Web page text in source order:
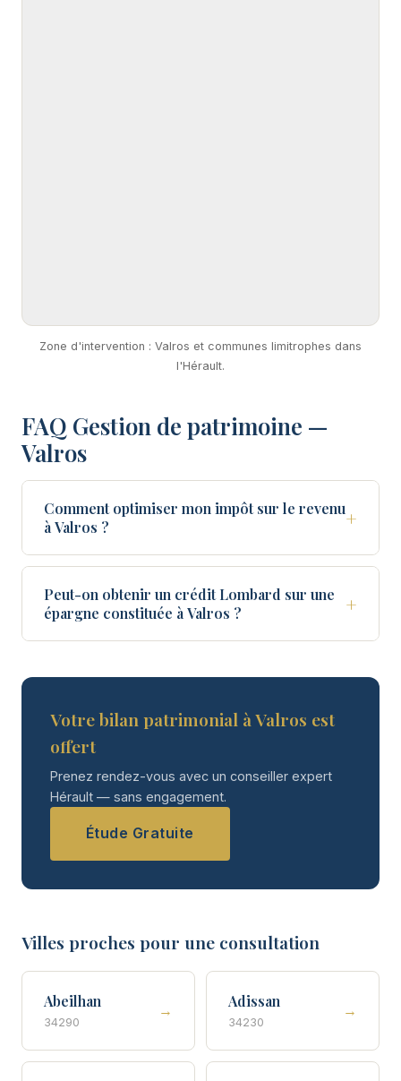
Zone d'intervention : Valros et communes limitrophes dans
l'Hérault.
FAQ Gestion de patrimoine —
Valros
Comment optimiser mon impôt sur le revenu
à Valros ?
+
Peut-on obtenir un crédit Lombard sur une
épargne constituée à Valros ?
+
Votre bilan patrimonial à Valros est
offert
Prenez rendez-vous avec un conseiller expert
Hérault — sans engagement.
Étude Gratuite
Villes proches pour une consultation
Abeilhan
34290
→
Adissan
34230
→